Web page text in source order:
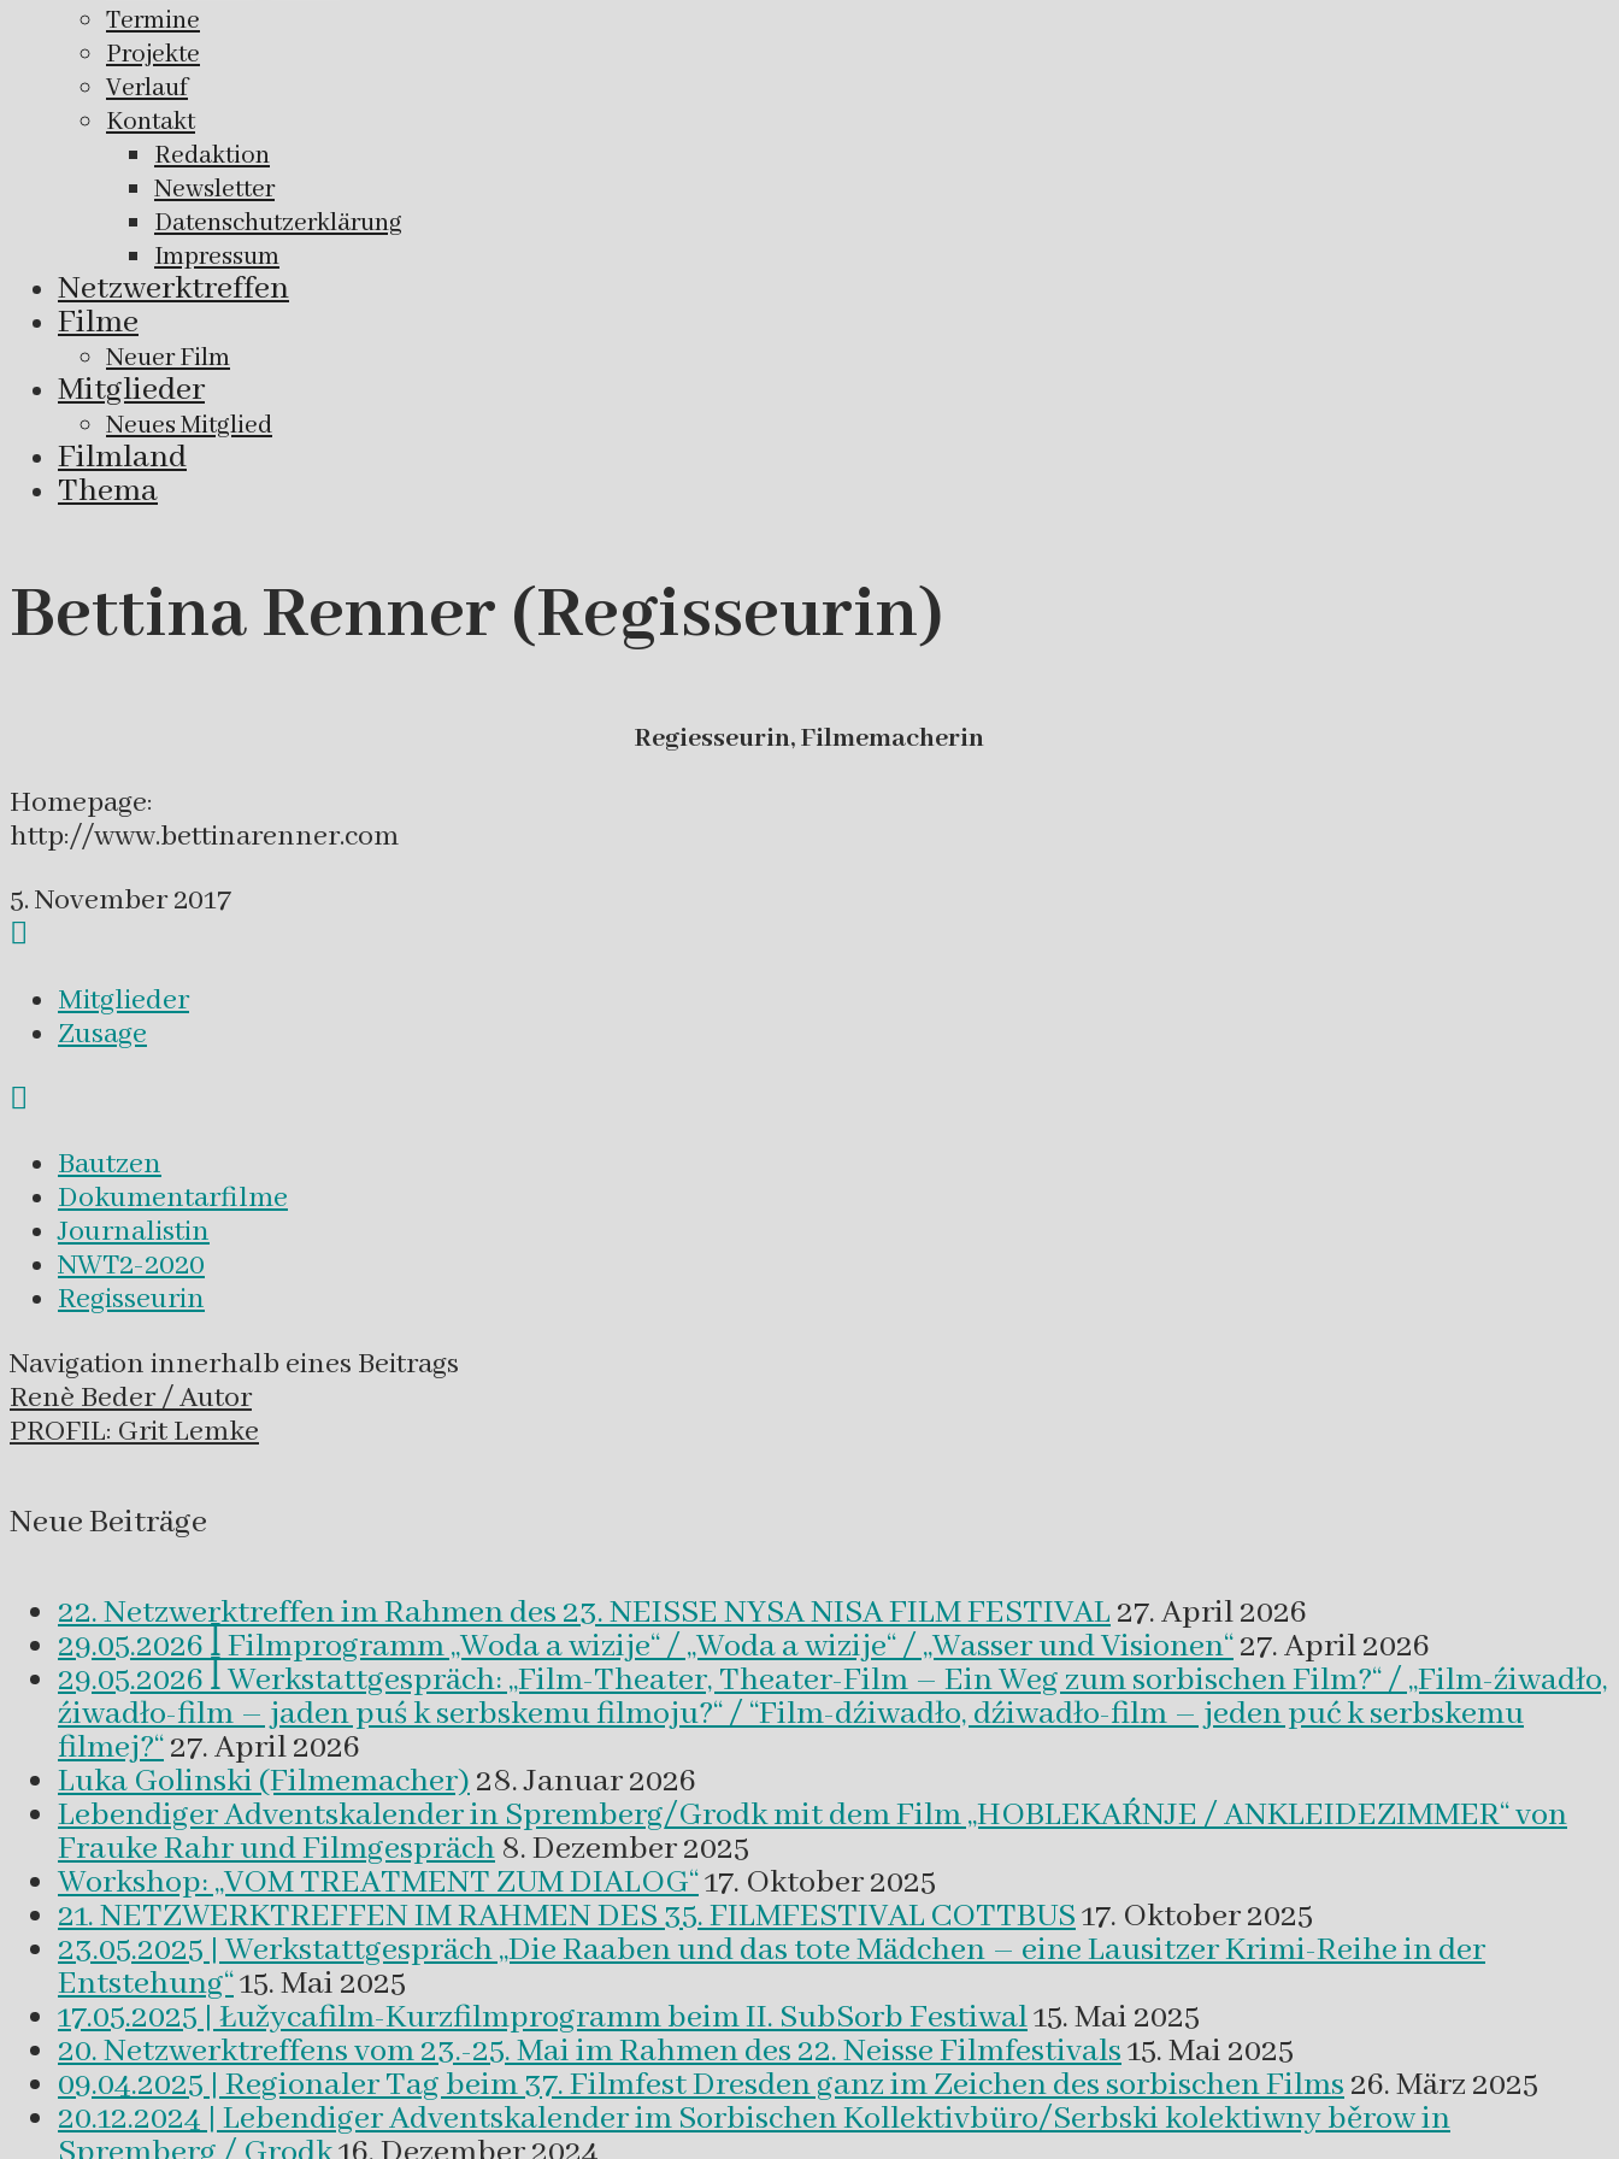
Termine
Projekte
Verlauf
Kontakt
Redaktion
Newsletter
Datenschutzerklärung
Impressum
Netzwerktreffen
Filme
Neuer Film
Mitglieder
Neues Mitglied
Filmland
Thema
Bettina Renner (Regisseurin)
Regiesseurin, Filmemacherin
Homepage:
http://www.bettinarenner.com
5. November 2017
Mitglieder
Zusage
Bautzen
Dokumentarfilme
Journalistin
NWT2-2020
Regisseurin
Navigation innerhalb eines Beitrags
Renè Beder / Autor
PROFIL: Grit Lemke
Neue Beiträge
22. Netzwerktreffen im Rahmen des 23. NEISSE NYSA NISA FILM FESTIVAL27. April 2026
29.05.2026 ꟾ Filmprogramm „Woda a wizije“ / „Woda a wizije“ / „Wasser und Visionen“27. April 2026
29.05.2026 ꟾ Werkstattgespräch: „Film-Theater, Theater-Film – Ein Weg zum sorbischen Film?“ / „Film-źiwadło,
źiwadło-film – jaden puś k serbskemu filmoju?“ / “Film-dźiwadło, dźiwadło-film – jeden puć k serbskemu
filmej?“27. April 2026
Luka Golinski (Filmemacher)28. Januar 2026
Lebendiger Adventskalender in Spremberg/Grodk mit dem Film „HOBLEKAŔNJE / ANKLEIDEZIMMER“ von
Frauke Rahr und Filmgespräch 8. Dezember 2025
Workshop: „VOM TREATMENT ZUM DIALOG“17. Oktober 2025
21. NETZWERKTREFFEN IM RAHMEN DES 35. FILMFESTIVAL COTTBUS17. Oktober 2025
23.05.2025 | Werkstattgespräch „Die Raaben und das tote Mädchen – eine Lausitzer Krimi-Reihe in der
Entstehung“15. Mai 2025
17.05.2025 | Łužycafilm-Kurzfilmprogramm beim II. SubSorb Festiwal15. Mai 2025
20. Netzwerktreffens vom 23.-25. Mai im Rahmen des 22. Neisse Filmfestivals15. Mai 2025
09.04.2025 | Regionaler Tag beim 37. Filmfest Dresden ganz im Zeichen des sorbischen Films26. März 2025
20.12.2024 | Lebendiger Adventskalender im Sorbischen Kollektivbüro/Serbski kolektiwny běrow in